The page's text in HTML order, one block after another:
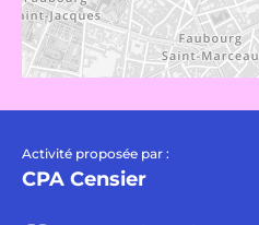
Activité proposée par :
CPA Censier